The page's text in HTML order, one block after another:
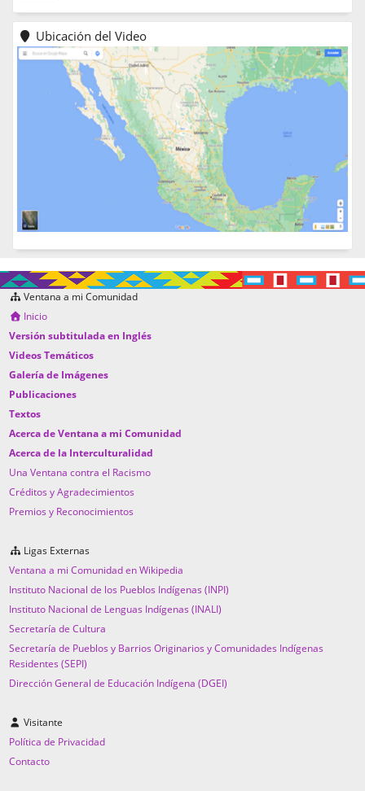
Ubicación del Video
Ventana a mi Comunidad
Inicio
Versión subtitulada en Inglés
Videos Temáticos
Galería de Imágenes
Publicaciones
Textos
Acerca de Ventana a mi Comunidad
Acerca de la Interculturalidad
Una Ventana contra el Racismo
Créditos y Agradecimientos
Premios y Reconocimientos
Ligas Externas
Ventana a mi Comunidad en Wikipedia
Instituto Nacional de los Pueblos Indígenas (INPI)
Instituto Nacional de Lenguas Indígenas (INALI)
Secretaría de Cultura
Secretaría de Pueblos y Barrios Originarios y Comunidades Indígenas
Residentes (SEPI)
Dirección General de Educación Indígena (DGEI)
Visitante
Política de Privacidad
Contacto